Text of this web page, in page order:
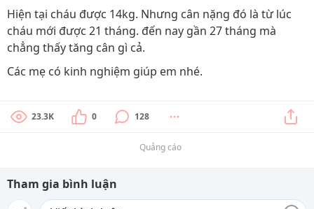
Hiện tại cháu được 14kg. Nhưng cân nặng đó là từ lúc
cháu mới được 21 tháng. đến nay gần 27 tháng mà
chẳng thấy tăng cân gì cả.
Các mẹ có kinh nghiệm giúp em nhé.
23.3K 0 128
Quảng cáo
Tham gia bình luận